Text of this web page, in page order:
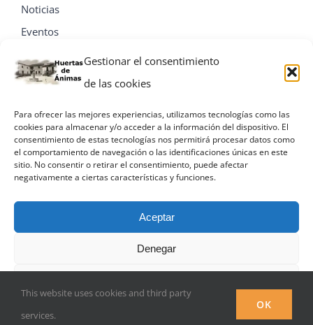
Gestionar el consentimiento
de las cookies
Para ofrecer las mejores experiencias, utilizamos tecnologías como las
cookies para almacenar y/o acceder a la información del dispositivo. El
consentimiento de estas tecnologías nos permitirá procesar datos como
el comportamiento de navegación o las identificaciones únicas en este
sitio. No consentir o retirar el consentimiento, puede afectar
negativamente a ciertas características y funciones.
Aceptar
Denegar
Noticias
Eventos
Facebook
This website uses cookies and third party
services.
OK